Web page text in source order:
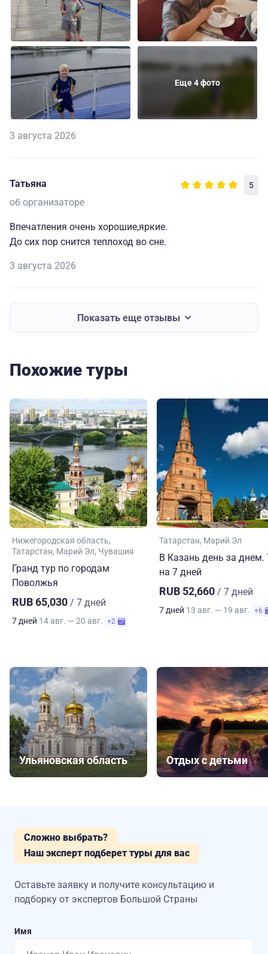
Еще 4 фото
3 августа 2026
Татьяна 5
об организаторе
Впечатления очень хорошие,яркие.
До сих пор снится теплоход во сне.
3 августа 2026
Показать еще отзывы
Похожие туры
Нижегородская область
Татарстан Марий Эл Чувашия
Гранд тур по городам
Поволжья
RUB 65,030 / 7 дней
7 дней 14 авг. — 20 авг. +2
Татарстан Марий Эл
В Казань день за днем.
на 7 дней
RUB 52,660 / 7 дней
7 дней 13 авг. — 19 авг. +6
Ульяновская область Отдых с детьми
Сложно выбрать?
Наш эксперт подберет туры для вас
Оставьте заявку и получите консультацию и
подборку от экспертов Большой Страны
Имя